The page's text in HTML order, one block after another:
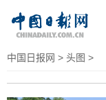
中国日报网 > 头图 >